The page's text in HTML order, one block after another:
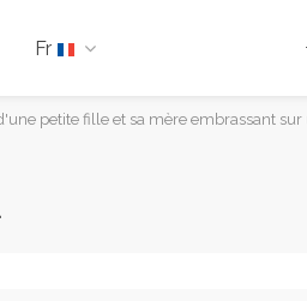
Fr
petite fille et sa mère embrassant sur